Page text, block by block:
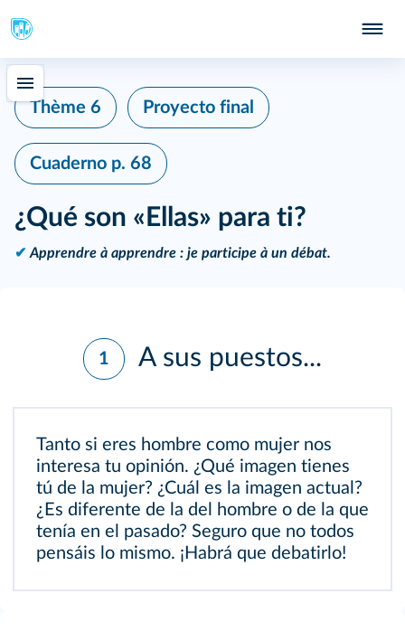
Thème 6 Proyecto final
Cuaderno p. 68
¿Qué son «Ellas» para ti?
✔ Apprendre à apprendre : je participe à un débat.
1 A sus puestos...
Tanto si eres hombre como mujer nos
interesa tu opinión. ¿Qué imagen tienes
tú de la mujer? ¿Cuál es la imagen actual?
¿Es diferente de la del hombre o de la que
tenía en el pasado? Seguro que no todos
pensáis lo mismo. ¡Habrá que debatirlo!